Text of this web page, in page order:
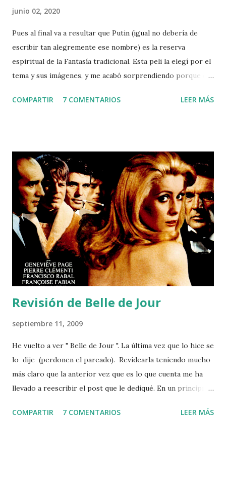
junio 02, 2020
Pues al final va a resultar que Putin (igual no debería de
escribir tan alegremente ese nombre) es la reserva
espiritual de la Fantasía tradicional. Esta peli la elegí por el
tema y sus imágenes, y me acabó sorprendiendo porque es
tiene ahora Hollywood y los Superhéroes de papel es que
imperio creo quexplica eso. Opino questas cosas han
producido que ya apenas queden guionistas y escritores en
EEUU que conozcan los elementos narrativos de los
antiguos mitos. Como esto es imprescindible para contar
buenas historias de Fantasía, es imposible que un producto
yanki fantástico no esté aburguesado a pesar de que la
antítesis de la Fantasía es lo burgués, o sea, lo utilitario, lo
ruin, lo realista, lo serio, lo provinciano, lo melodramático,
lo políticamente correcto... Lo...
COMPARTIR 7 COMENTARIOS LEER MÁS
Revisión de Belle de Jour
septiembre 11, 2009
He vuelto a ver " Belle de Jour ". La última vez que lo hice se
lo dije (perdonen el pareado). Revidearla teniendo mucho
más claro que la anterior vez que es lo que cuenta me ha
llevado a reescribir el post que le dediqué. En un principio
ha supuesto una profunda remodelación. Por eso he
COMPARTIR 7 COMENTARIOS LEER MÁS